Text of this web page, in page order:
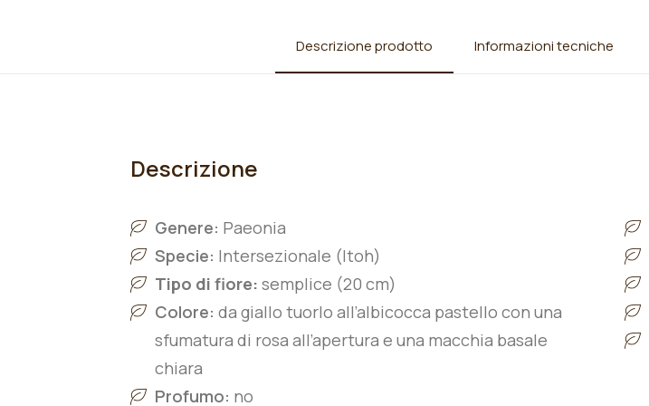
Descrizione prodotto Informazioni tecniche
Descrizione
Genere: Paeonia
Specie: Intersezionale (Itoh)
Tipo di fiore: semplice (20 cm)
Colore: da giallo tuorlo all’albicocca pastello con una
sfumatura di rosa all’apertura e una macchia basale
chiara
Profumo: no